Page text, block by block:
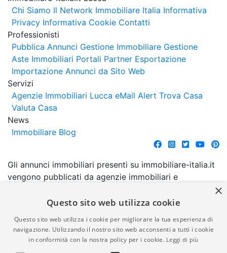
Chi Siamo Il Network Immobiliare Italia Informativa
Privacy Informativa Cookie Contatti
Professionisti
Pubblica Annunci Gestione Immobiliare Gestione
Aste Immobiliari Portali Partner Esportazione
Importazione Annunci da Sito Web
Servizi
Agenzie Immobiliari Lucca eMail Alert Trova Casa
Valuta Casa
News
Immobiliare Blog
Gli annunci immobiliari presenti su immobiliare-italia.it
vengono pubblicati da agenzie immobiliari e
comporta l'approvazione o l'avallo da parte di
garanzia da parte di quest'ultima. immobiliare-italia.it
quindi non è responsabile della veridicità, della
correttezza, della completezza, della normativa in
×
Questo sito web utilizza cookie
Questo sito web utilizza i cookie per migliorare la tua esperienza di
navigazione. Utilizzando il nostro sito web acconsenti a tutti i cookie
in conformità con la nostra policy per i cookie. Leggi di più